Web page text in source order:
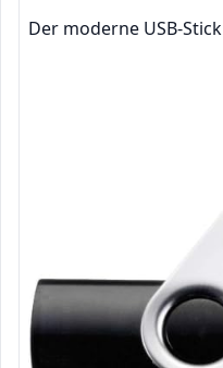
Der moderne USB-Stick